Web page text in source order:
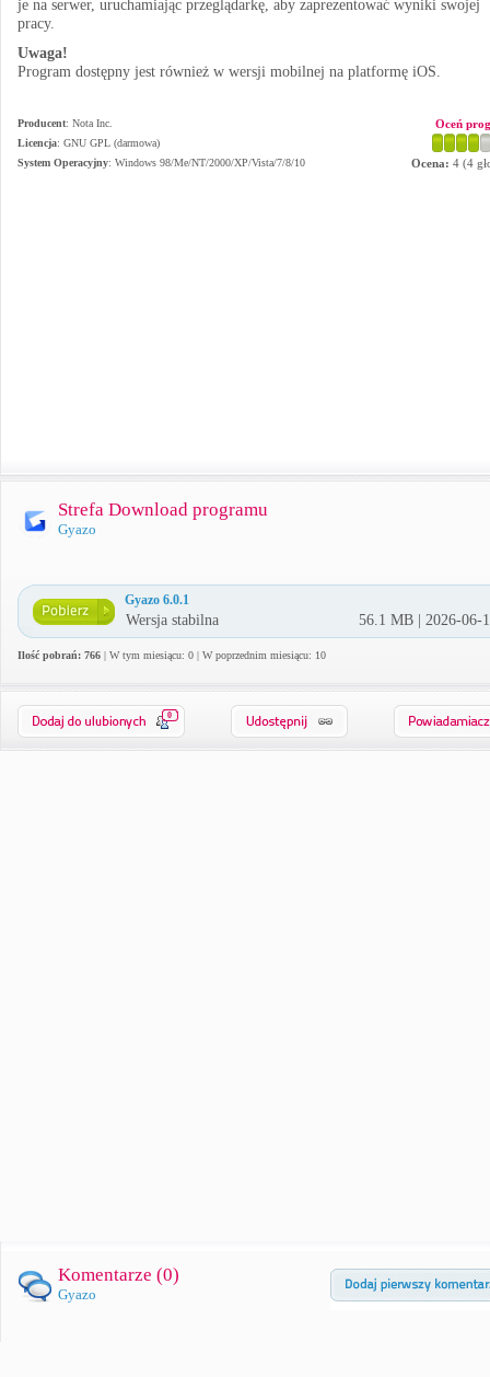
je na serwer, uruchamiając przeglądarkę, aby zaprezentować wyniki swojej
pracy.
Uwaga!
Program dostępny jest również w wersji mobilnej na platformę iOS.
Producent: Nota Inc.
Licencja: GNU GPL (darmowa)
System Operacyjny: Windows 98/Me/NT/2000/XP/Vista/7/8/10
Oceń
Ocena: 4 (4
Strefa Download programu
Gyazo
Gyazo 6.0.1
Wersja stabilna 56.1 MB | 2026-06-
Ilość pobrań: 766 | W tym miesiącu: 0 | W poprzednim miesiącu: 10
0
Komentarze (0)
Gyazo